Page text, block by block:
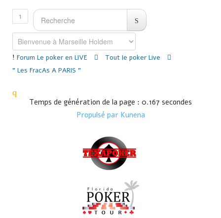
1
Forum Le poker en LIVE
Tout le poker Live
" Les FracAs A PARIS "
Temps de génération de la page : 0.167 secondes
Propulsé par Kunena